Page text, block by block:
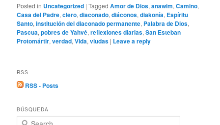
Posted in Uncategorized |Tagged Amor de Dios,anawim,Camino,
Casa del Padre,clero,diaconado,diáconos,diakonía, Espíritu
Santo,institución del diaconado permanente, Palabra de Dios,
Pascua,pobres de Yahvé,reflexiones diarias,San Esteban
Protomártir,verdad,Vida,viudas | Leave a reply
RSS
RSS - Posts
BÚSQUEDA